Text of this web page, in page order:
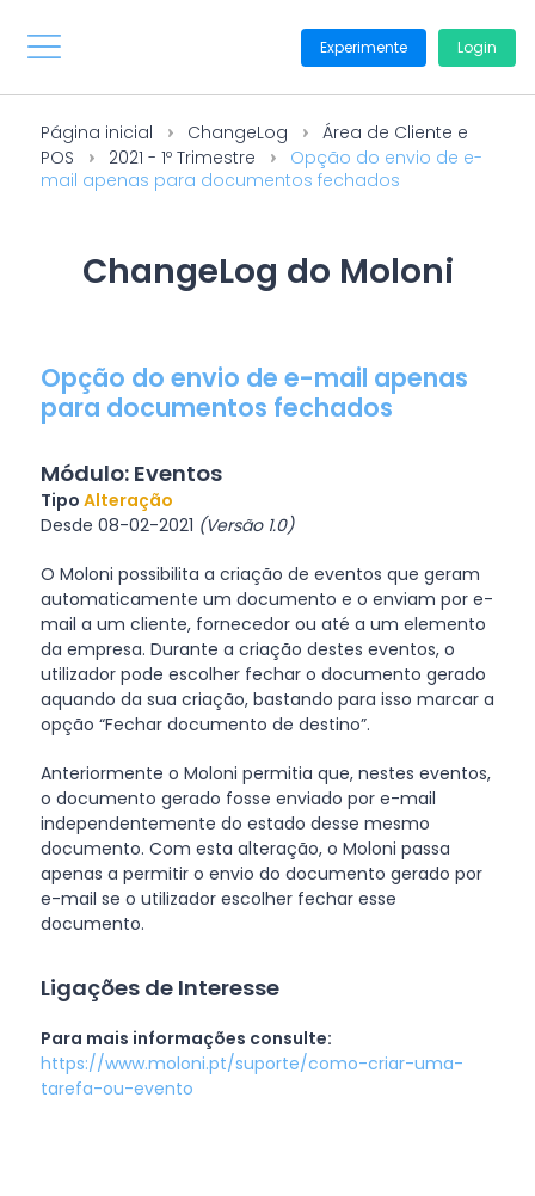
Experimente Login
Página inicial ChangeLog
Área de Cliente e
POS
2021 - 1º Trimestre
Opção do envio de e-
mail apenas para documentos fechados
ChangeLog do Moloni
Opção do envio de e-mail apenas
para documentos fechados
Módulo: Eventos
Tipo Alteração
Desde 08-02-2021 (Versão 1.0)
O Moloni possibilita a criação de eventos que geram
automaticamente um documento e o enviam por e-
mail a um cliente, fornecedor ou até a um elemento
da empresa. Durante a criação destes eventos, o
utilizador pode escolher fechar o documento gerado
aquando da sua criação, bastando para isso marcar a
opção “Fechar documento de destino”.
Anteriormente o Moloni permitia que, nestes eventos,
o documento gerado fosse enviado por e-mail
independentemente do estado desse mesmo
documento. Com esta alteração, o Moloni passa
apenas a permitir o envio do documento gerado por
e-mail se o utilizador escolher fechar esse
documento.
Ligações de Interesse
Para mais informações consulte:
https://www.moloni.pt/suporte/como-criar-uma-
tarefa-ou-evento